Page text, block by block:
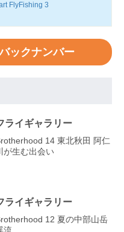
FlyFishing 3
ックナンバー
ライギャラリー
14 東北秋田 阿仁
が生む出会い
ライギャラリー
12 夏の中部山岳